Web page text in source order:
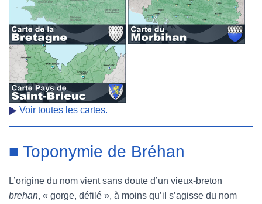
Voir toutes les cartes.
■ Toponymie de Bréhan
L’origine du nom vient sans doute d’un vieux-breton
brehan, « gorge, défilé », à moins qu’il s’agisse du nom